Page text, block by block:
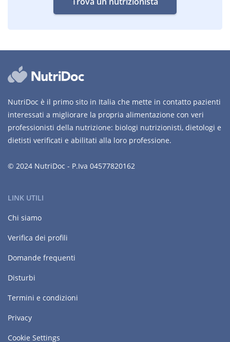
NutriDoc è il primo sito in Italia che mette in contatto pazienti
interessati a migliorare la propria alimentazione con veri
professionisti della nutrizione: biologi nutrizionisti, dietologi e
dietisti verificati e abilitati alla loro professione.
© 2024 NutriDoc - P.Iva 04577820162
LINK UTILI
Chi siamo
Verifica dei profili
Domande frequenti
Disturbi
Termini e condizioni
Privacy
Cookie Settings